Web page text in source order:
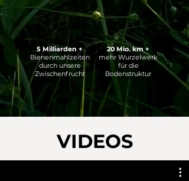
5 Milliarden +
Bienenmahlzeiten
durch unsere
Zwischenfrucht
20 Mio. km +
mehr Wurzelwerk
für die
Bodenstruktur
VIDEOS